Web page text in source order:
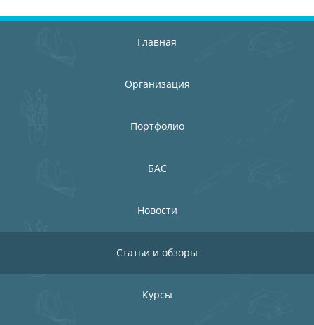
Главная
Организация
Портфолио
БАС
Новости
Статьи и обзоры
Курсы